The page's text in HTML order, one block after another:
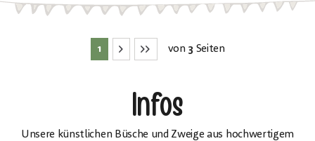
1 von 3 Seiten
Infos
Unsere künstlichen Büsche und Zweige aus hochwertigem